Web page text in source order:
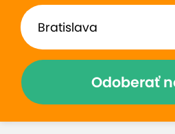
Zobraziť
Prečo si vybrať túto
Odoberať